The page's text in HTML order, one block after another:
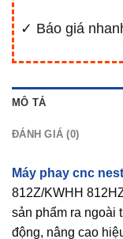
✓ Báo giá
MÔ TẢ
ĐÁNH GIÁ (0)
Máy phay cnc
812Z/KWHH
sản phẩm ra ngoài
động, nâng cao